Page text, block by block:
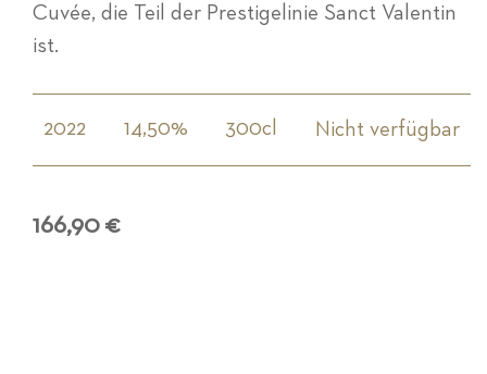
Cuvée, die Teil der Prestigelinie Sanct Valentin
ist.
2022 14,50% 300cl Nicht verfügbar
166,90 €